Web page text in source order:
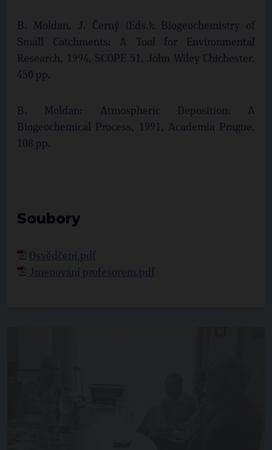
B. Moldan, J. Černý (Eds.): Biogeochemistry of
Small Catchments: A Tool for Environmental
Research, 1994, SCOPE 51, John Wiley Chichester,
450 pp.
B. Moldan: Atmospheric Deposition: A
Biogeochemical Process, 1991, Academia Prague,
108 pp.
Soubory